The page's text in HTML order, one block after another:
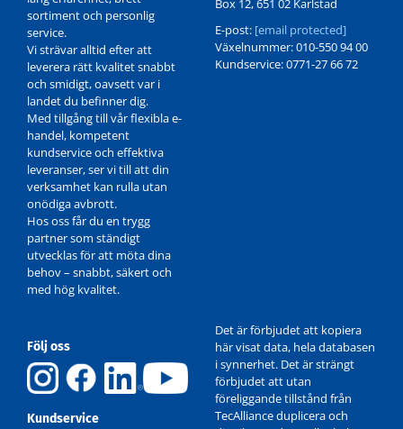
sortiment och personlig
service.
Vi strävar alltid efter att
leverera rätt kvalitet snabbt
och smidigt, oavsett var i
landet du befinner dig.
Med tillgång till vår flexibla e-
handel, kompetent
kundservice och effektiva
leveranser, ser vi till att din
verksamhet kan rulla utan
onödiga avbrott.
Hos oss får du en trygg
partner som ständigt
utvecklas för att möta dina
behov – snabbt, säkert och
med hög kvalitet.
Box 12, 651 02 Karlstad
E-post: [email protected]
Växelnummer: 010-550 94 00
Kundservice: 0771-27 66 72
Följ oss
Kundservice
Det är förbjudet att kopiera
här visat data, hela databasen
i synnerhet. Det är strängt
förbjudet att utan
föreliggande tillstånd från
TecAlliance duplicera och